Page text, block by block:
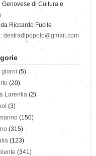
Genovese di Cultura e
Riccardo Fucile
destradipopolo@gmail.com
giorni (5)
(20)
Larentia (2)
(3)
(150)
(315)
(123)
(341)